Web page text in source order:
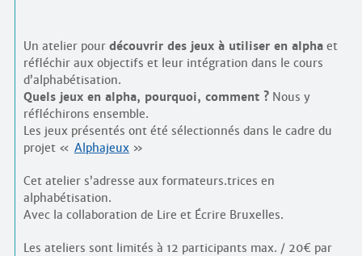
Un atelier pour découvrir des jeux à utiliser en alphaet
réfléchir aux objectifs et leur intégration dans le cours
d’alphabétisation.
Quels jeux en alpha, pourquoi, comment ?Nous y
réfléchirons ensemble.
Les jeux présentés ont été sélectionnés dans le cadre du
projet « Alphajeux»
Cet atelier s’adresse aux formateurs.trices en
alphabétisation.
Avec la collaboration de Lire et Écrire Bruxelles.
Les ateliers sont limités à 12 participants max. / 20€ par